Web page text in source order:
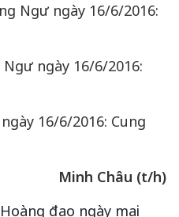
Ngư ngày 16/6/2016:
ngày 16/6/2016:
16/6/2016: Cung
Minh Châu (t/h)
đạo ngày mai